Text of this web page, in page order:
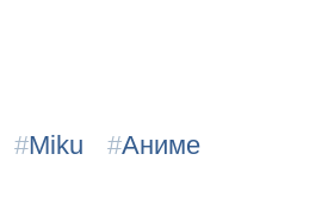
#Miku #Аниме